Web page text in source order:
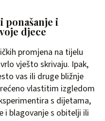
i
djece
promjena na tijelu
vješto skrivaju. Ipak,
vas ili druge bližnje
vlastitim izgledom
s dijetama,
i blagovanje s obitelji ili